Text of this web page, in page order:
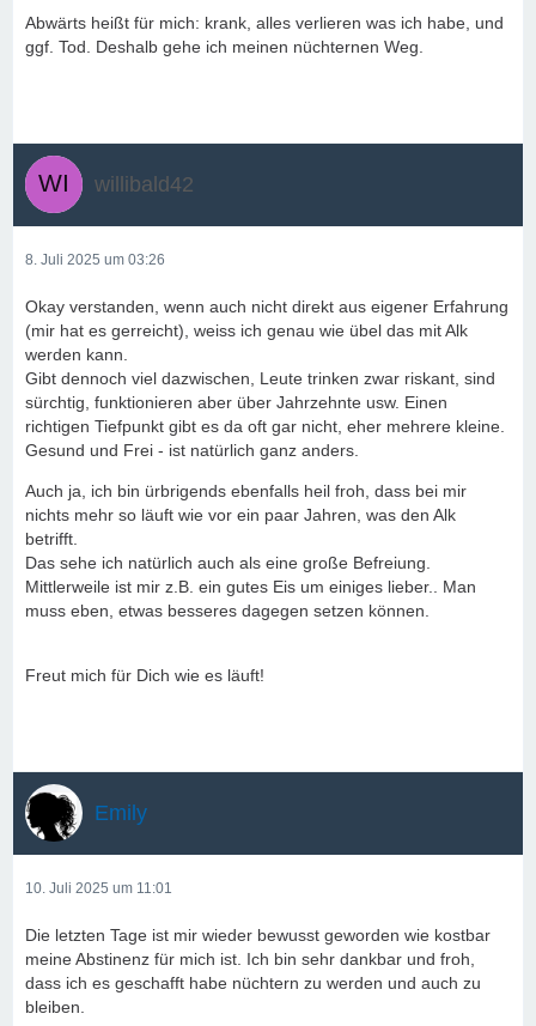
Abwärts heißt für mich: krank, alles verlieren was ich habe, und
ggf. Tod. Deshalb gehe ich meinen nüchternen Weg.
willibald42
8. Juli 2025 um 03:26
Okay verstanden, wenn auch nicht direkt aus eigener Erfahrung
(mir hat es gerreicht), weiss ich genau wie übel das mit Alk
werden kann.
Gibt dennoch viel dazwischen, Leute trinken zwar riskant, sind
sürchtig, funktionieren aber über Jahrzehnte usw. Einen
richtigen Tiefpunkt gibt es da oft gar nicht, eher mehrere kleine.
Gesund und Frei - ist natürlich ganz anders.
Auch ja, ich bin ürbrigends ebenfalls heil froh, dass bei mir
nichts mehr so läuft wie vor ein paar Jahren, was den Alk
betrifft.
Das sehe ich natürlich auch als eine große Befreiung.
Mittlerweile ist mir z.B. ein gutes Eis um einiges lieber.. Man
muss eben, etwas besseres dagegen setzen können.
Freut mich für Dich wie es läuft!
Emily
10. Juli 2025 um 11:01
Die letzten Tage ist mir wieder bewusst geworden wie kostbar
meine Abstinenz für mich ist. Ich bin sehr dankbar und froh,
dass ich es geschafft habe nüchtern zu werden und auch zu
bleiben.